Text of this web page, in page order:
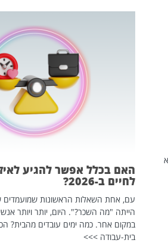
האם בכלל אפשר להגיע
לחיים ב-2026?
עם, אחת השאלות הראשונות שמועמדים
הייתה "מה השכר?". היום, יותר ויותר
במקום אחר. כמה ימים עובדים מהבית?
בית-עבודה >>>